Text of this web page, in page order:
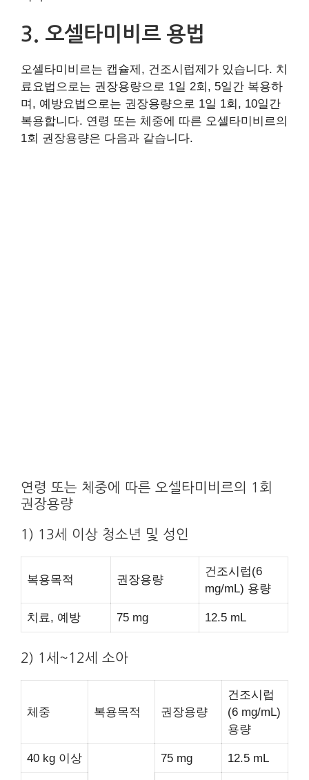
3. 오셀타미비르 용법
오셀타미비르는 캡슐제, 건조시럽제가 있습니다. 치
료요법으로는 권장용량으로 1일 2회, 5일간 복용하
며, 예방요법으로는 권장용량으로 1일 1회, 10일간
복용합니다. 연령 또는 체중에 따른 오셀타미비르의
1회 권장용량은 다음과 같습니다.
연령 또는 체중에 따른 오셀타미비르의 1회
권장용량
1) 13세 이상 청소년 및 성인
복용목적 권장용량
건조시럽(6
mg/mL) 용량
치료, 예방 75 mg 12.5 mL
2) 1세~12세 소아
체중 복용목적 권장용량
건조시럽
(6 mg/mL)
용량
40 kg 이상 75 mg 12.5 mL